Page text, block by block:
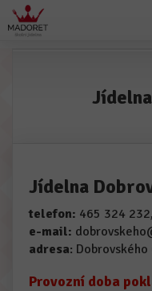
Jídelna
telefon: 465 324
e-mail:
adresa:
Provozní doba